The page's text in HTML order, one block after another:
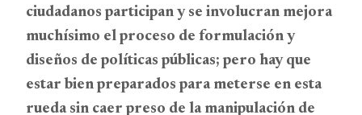
ciudadanos participan y se involucran mejora
muchísimo el proceso de formulación y
diseños de políticas públicas; pero hay que
estar bien preparados para meterse en esta
rueda sin caer preso de la manipulación de